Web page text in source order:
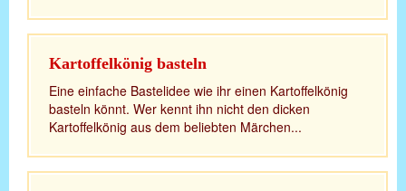
Kartoffelkönig basteln
Eine einfache Bastelidee wie ihr einen Kartoffelkönig
basteln könnt. Wer kennt ihn nicht den dicken
Kartoffelkönig aus dem beliebten Märchen...